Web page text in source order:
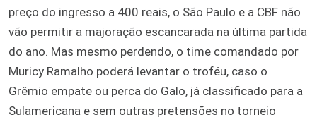
preço do ingresso a 400 reais, o São Paulo e a CBF não
vão permitir a majoração escancarada na última partida
do ano. Mas mesmo perdendo, o time comandado por
Muricy Ramalho poderá levantar o troféu, caso o
Grêmio empate ou perca do Galo, já classificado para a
Sulamericana e sem outras pretensões no torneio